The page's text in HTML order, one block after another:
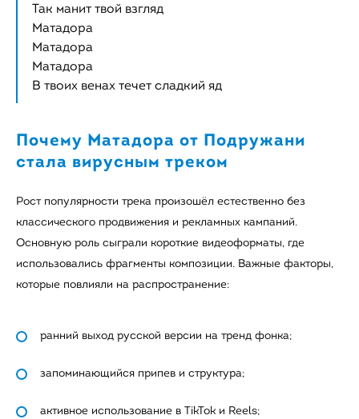
Так манит твой взгляд
Матадора
Матадора
Матадора
В твоих венах течет сладкий яд
Почему Матадора от Подружани
стала вирусным треком
Рост популярности трека произошёл естественно без
классического продвижения и рекламных кампаний.
Основную роль сыграли короткие видеоформаты, где
использовались фрагменты композиции. Важные факторы,
которые повлияли на распространение:
ранний выход русской версии на тренд фонка;
запоминающийся припев и структура;
активное использование в TikTok и Reels;